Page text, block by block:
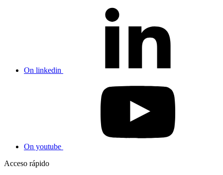
On linkedin
On youtube
Acceso rápido